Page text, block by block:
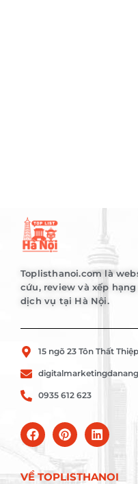
Toplisthanoi.com là
cứu, review và xếp
dịch vụ tại Hà Nội.
15 ngõ 23 Tôn Thất
0935 612 623
VỀ TOPLISTHANOI